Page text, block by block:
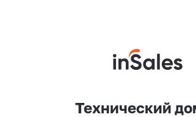
Технический